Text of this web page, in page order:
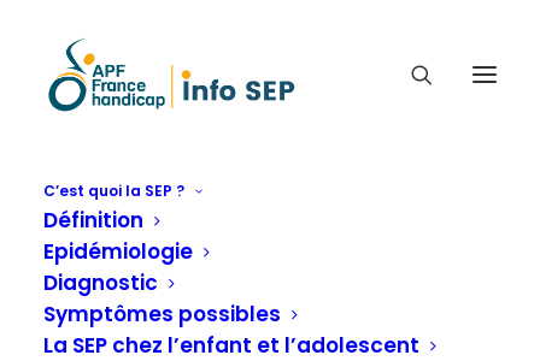
C’est quoi la SEP ?
Définition
Epidémiologie
Diagnostic
Symptômes possibles
La SEP chez l’enfant et l’adolescent
WEBINAIRE : VRAIE / FAUSSE
POUSSÉE ?
En savoir plus sur la SEP